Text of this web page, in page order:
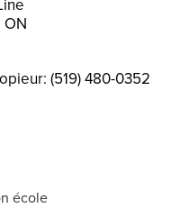
ON
(519) 480-0352
école